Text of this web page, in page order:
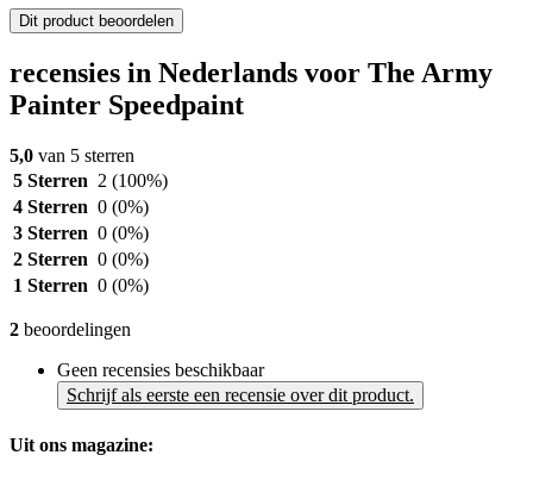
Dit product beoordelen
recensies in Nederlands voor The Army
Painter Speedpaint
5,0 van 5 sterren
5 Sterren 2 (100%)
4 Sterren 0 (0%)
3 Sterren 0 (0%)
2 Sterren 0 (0%)
1 Sterren 0 (0%)
2 beoordelingen
Geen recensies beschikbaar
Schrijf als eerste een recensie over dit product.
Uit ons magazine: